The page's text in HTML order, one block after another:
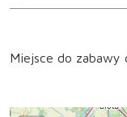
Miejsce do zabawy